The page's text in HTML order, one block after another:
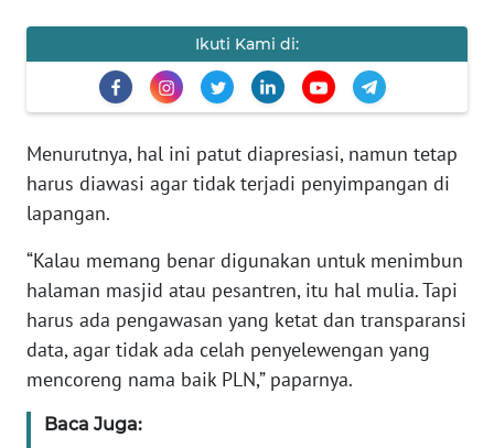
Ikuti Kami di:
Menurutnya, hal ini patut diapresiasi, namun tetap
harus diawasi agar tidak terjadi penyimpangan di
lapangan.
“Kalau memang benar digunakan untuk menimbun
halaman masjid atau pesantren, itu hal mulia. Tapi
harus ada pengawasan yang ketat dan transparansi
data, agar tidak ada celah penyelewengan yang
mencoreng nama baik PLN,” paparnya.
Baca Juga:
REDAKSI
DISCLAIMER
Wahana
News
Regional
WN
SUMUT
WN